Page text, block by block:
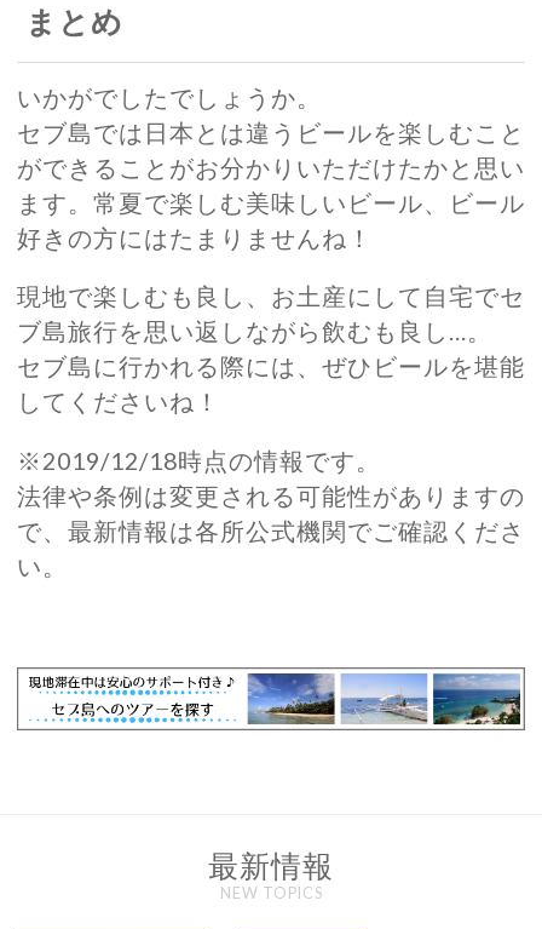
まとめ
いかがでしたでしょうか。
セブ島では日本とは違うビールを楽しむこと
ができることがお分かりいただけたかと思い
ます。常夏で楽しむ美味しいビール、ビール
好きの方にはたまりませんね！
現地で楽しむも良し、お土産にして自宅でセ
ブ島旅行を思い返しながら飲むも良し…。
セブ島に行かれる際には、ぜひビールを堪能
してくださいね！
※2019/12/18時点の情報です。
法律や条例は変更される可能性がありますの
で、最新情報は各所公式機関でご確認くださ
い。
最新情報
NEW TOPICS